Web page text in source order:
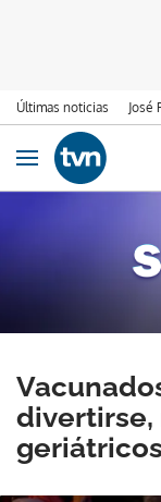
Últimas noticias José
Ir al contenido
Obrir navegació
divertirse,